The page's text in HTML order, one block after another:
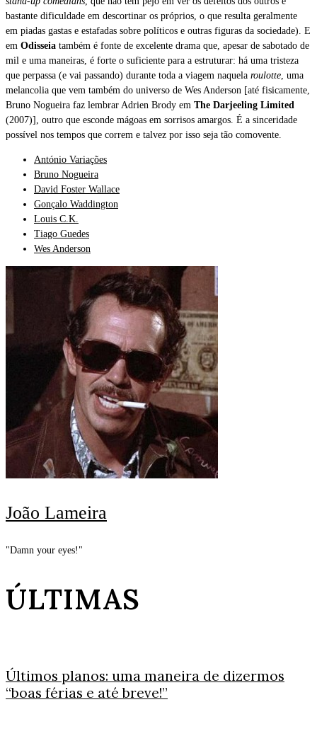
bastante dificuldade em descortinar os próprios, o que resulta geralmente
em piadas gastas e estafadas sobre políticos e outras figuras da sociedade). E
em Odisseia também é fonte de excelente drama que, apesar de sabotado de
mil e uma maneiras, é forte o suficiente para a estruturar: há uma tristeza
que perpassa (e vai passando) durante toda a viagem naquela roulotte , uma
melancolia que vem também do universo de Wes Anderson [até fisicamente,
Bruno Nogueira faz lembrar Adrien Brody em The Darjeeling Limited
(2007)], outro que esconde mágoas em sorrisos amargos. É a sinceridade
possível nos tempos que correm e talvez por isso seja tão comovente.
António Variações
Bruno Nogueira
David Foster Wallace
Gonçalo Waddington
Louis C.K.
Tiago Guedes
Wes Anderson
João Lameira
"Damn your eyes!"
ÚLTIMAS
Últimos planos: uma maneira de dizermos
“boas férias e até breve!”